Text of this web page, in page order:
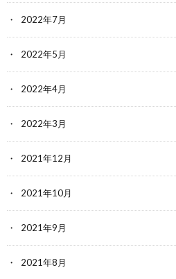
2022年7月
2022年5月
2022年4月
2022年3月
2021年12月
2021年10月
2021年9月
2021年8月